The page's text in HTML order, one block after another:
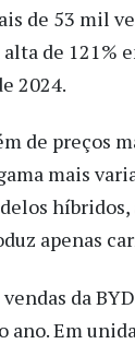
de 53 mil
de 121%
2024.
de preços
mais
híbridos,
apenas
da
ano. Em